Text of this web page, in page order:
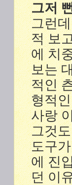
그저
그런
적 보
에 치
보는
적인
형적
사랑
그것
도구
에 진
던 이